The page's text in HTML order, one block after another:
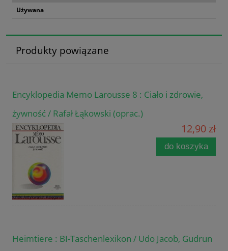
Używana
Produkty powiązane
Encyklopedia Memo Larousse 8 : Ciało i zdrowie,
żywność / Rafał Łąkowski (oprac.)
12,90 zł
do koszyka
Heimtiere : BI-Taschenlexikon / Udo Jacob, Gudrun